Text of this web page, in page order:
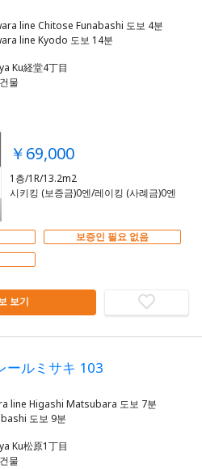
line Chitose Funabashi 도보 4분
Ku経堂4丁目
물
￥69,000
1층/1R/13.2m2
시키킹 (보증금)0엔/레이킹 (사례금)0엔
보증인 필요 없음
보기
ールミサキ 103
line Higashi Matsubara 도보 7분
Ku松原1丁目
물